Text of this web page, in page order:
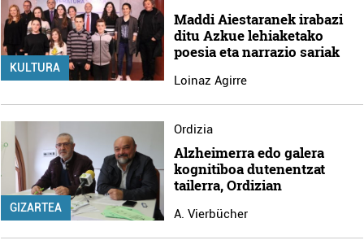
KULTURA
Maddi Aiestaranek irabazi
ditu Azkue lehiaketako
poesia eta narrazio sariak
Loinaz Agirre
GIZARTEA
Ordizia
Alzheimerra edo galera
kognitiboa dutenentzat
tailerra, Ordizian
A. Vierbücher